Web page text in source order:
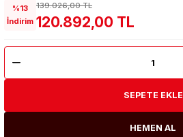
%13
İndirim
139.026,00 TL
120.892,00 TL
SEPETE EKLE
HEMEN AL